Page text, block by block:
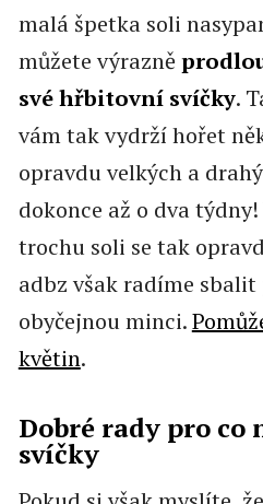
malá špetka soli
můžete výrazně
své hřbitovní svíčky.
vám tak vydrží hořet
opravdu velkých a
dokonce až o dva
trochu soli se tak
adbz však radíme sbalit
obyčejnou minci.
květin.
Dobré rady pro co
svíčky